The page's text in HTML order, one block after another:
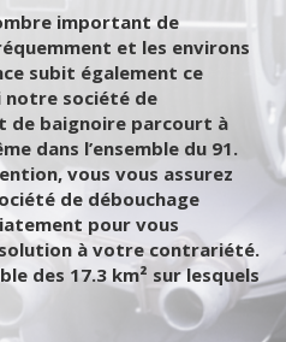
important de
et les environs
subit également ce
notre société de
de baignoire parcourt à
dans l’ensemble du 91.
vous vous assurez
de débouchage
pour vous
à votre contrariété.
des 17.3 km² sur lesquels